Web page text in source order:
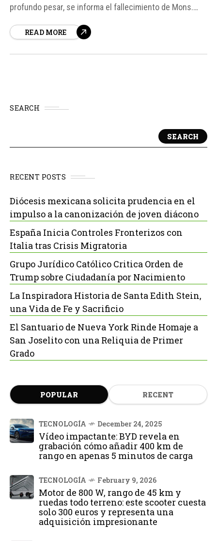
profundo pesar, se informa el fallecimiento de Mons.
acontecimiento mariano de la Virgen del Rosario de San
READ MORE
SEARCH
SEARCH
RECENT POSTS
Diócesis mexicana solicita prudencia en el
impulso a la canonización de joven diácono
España Inicia Controles Fronterizos con
Italia tras Crisis Migratoria
Grupo Jurídico Católico Critica Orden de
Trump sobre Ciudadanía por Nacimiento
La Inspiradora Historia de Santa Edith Stein,
una Vida de Fe y Sacrificio
El Santuario de Nueva York Rinde Homaje a
San Joselito con una Reliquia de Primer
Grado
POPULAR RECENT
TECNOLOGÍA December 24, 2025
Vídeo impactante: BYD revela en
grabación cómo añadir 400 km de
rango en apenas 5 minutos de carga
TECNOLOGÍA February 9, 2026
Motor de 800 W, rango de 45 km y
ruedas todo terreno: este scooter cuesta
solo 300 euros y representa una
adquisición impresionante